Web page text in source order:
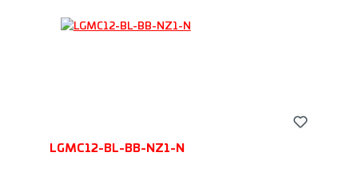
LGMC12-BL-BB-NZ1-N